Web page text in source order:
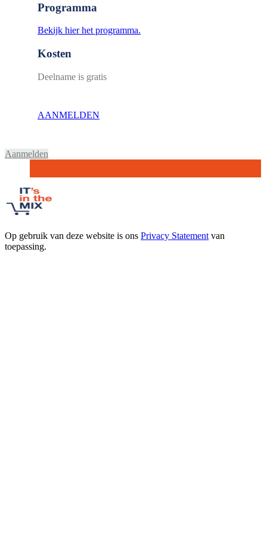
Programma
Bekijk hier het programma.
Kosten
Deelname is gratis
AANMELDEN
Aanmelden
Op gebruik van deze website is ons Privacy Statement van
toepassing.